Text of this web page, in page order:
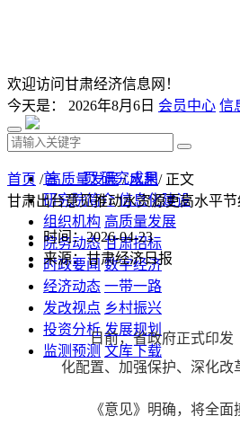
欢迎访问甘肃经济信息网！
今天是： 2026年8月6日 会员中心 信
首 页 研究成果
研究院简介 信息化建设
组织机构 高质量发展
院务动态 甘肃招标
时政要闻 数字经济
经济动态 一带一路
发改视点 乡村振兴
投资分析 发展规划
监测预测 文库下载
首页 /高质量发展/水利/ 正文
甘肃出台意见推动水资源更高水平节
时间：2026-04-23
来源：甘肃经济日报
日前，省政府正式印发
化配置、加强保护、深化改
《意见》明确，将全